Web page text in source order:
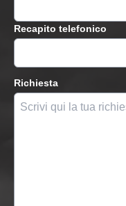
Recapito telefonico
Richiesta